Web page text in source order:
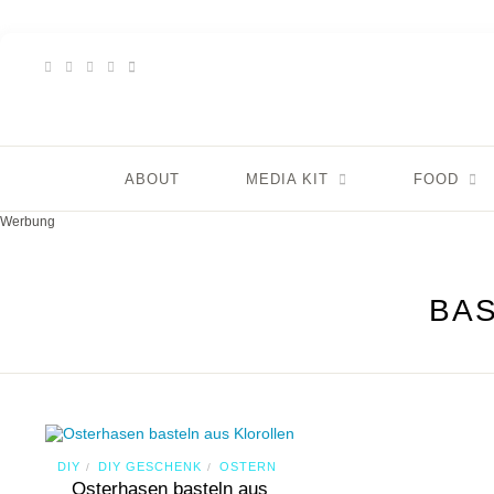
ABOUT MEDIA KIT FOOD
Werbung
DIY / DIY GESCHENK / OSTERN
Osterhasen basteln aus